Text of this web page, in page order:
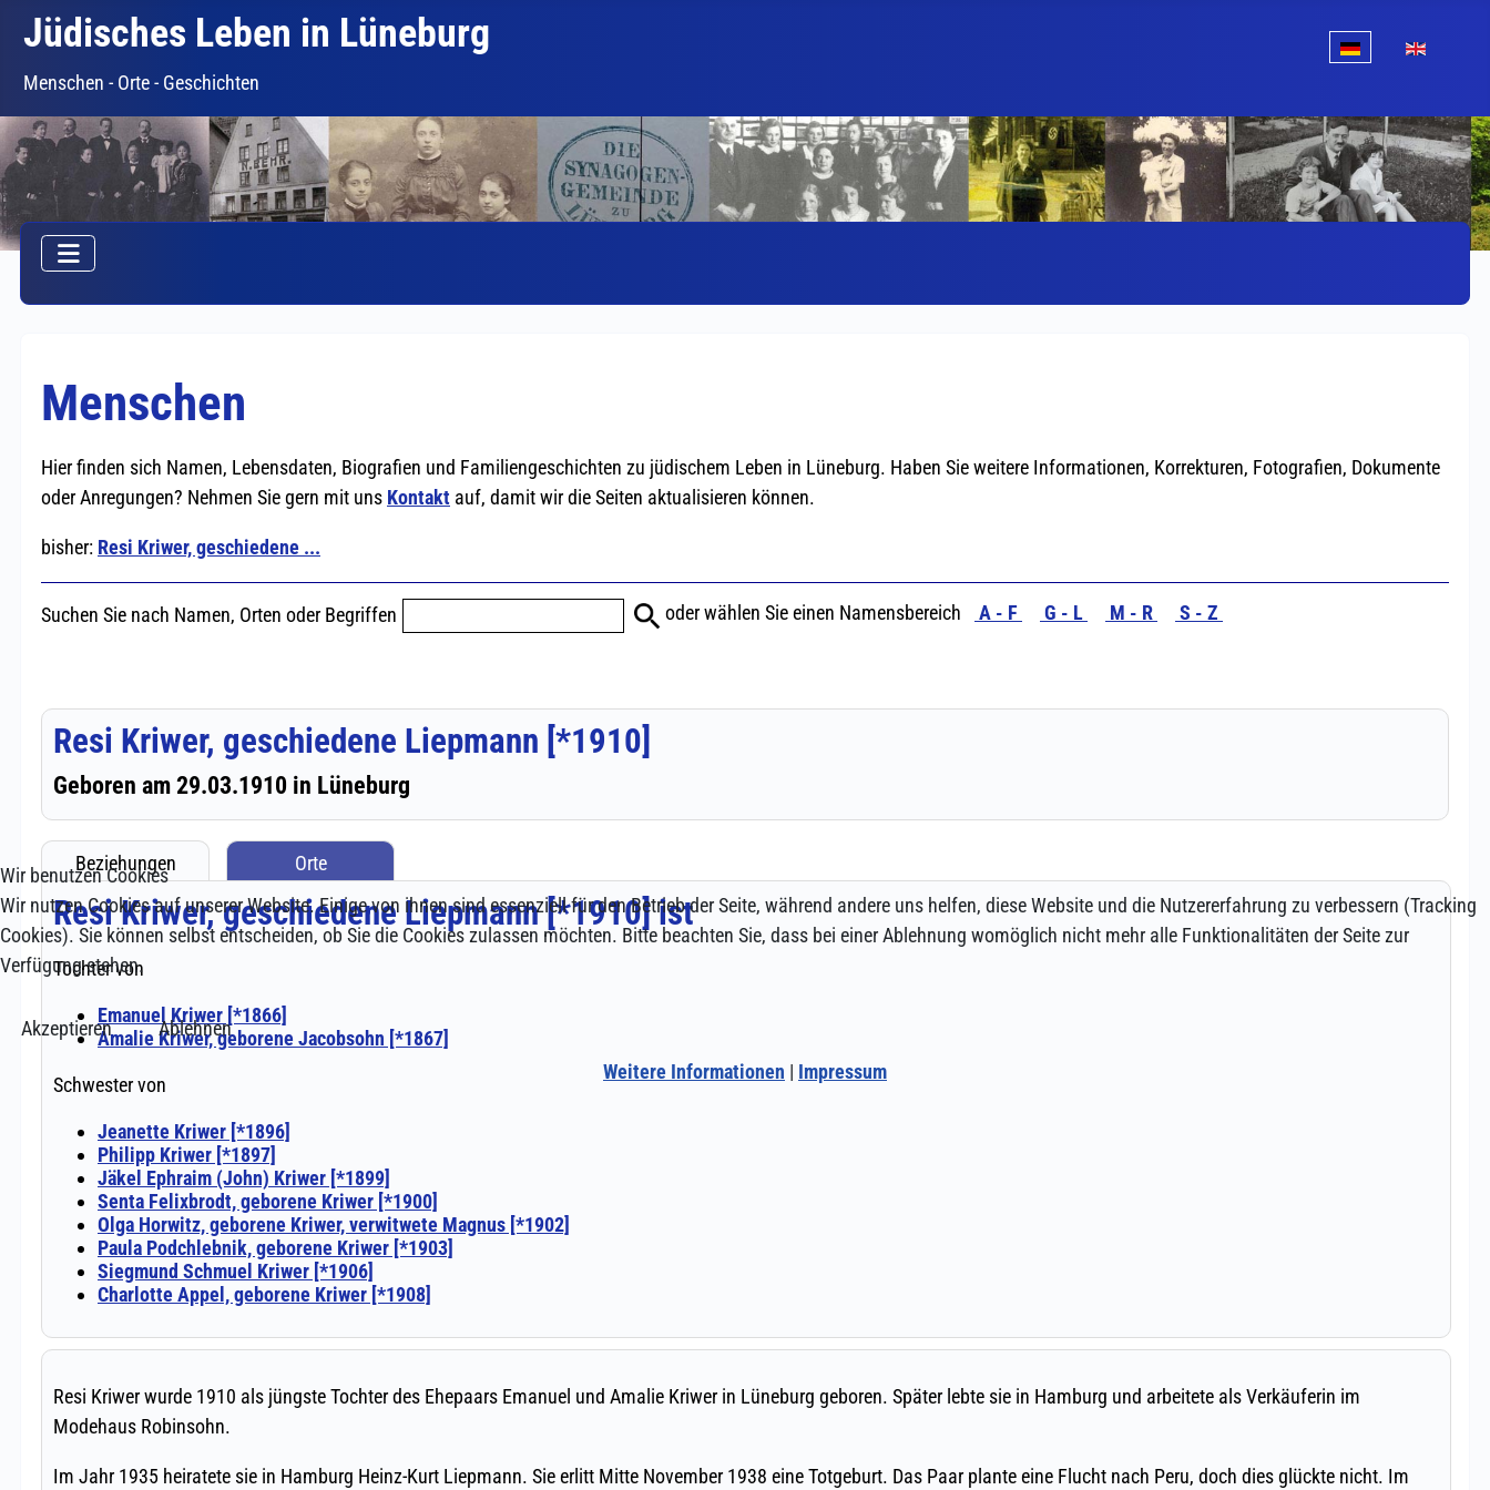
Jüdisches Leben in Lüneburg
Menschen - Orte - Geschichten
Wir benutzen Cookies
Wir nutzen Cookies auf unserer Website. Einige von ihnen sind essenziell für den Betrieb der Seite, während andere uns helfen, diese Website und die Nutzererfahrung zu verbessern (Tracking
Cookies). Sie können selbst entscheiden, ob Sie die Cookies zulassen möchten. Bitte beachten Sie, dass bei einer Ablehnung womöglich nicht mehr alle Funktionalitäten der Seite zur
Verfügung stehen.
Akzeptieren
Ablehnen
Weitere Informationen | Impressum